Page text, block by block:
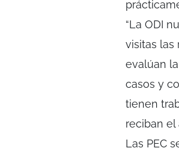
“La ODI
visitas las
evalúan
casos y
tienen
reciban el
Las PEC